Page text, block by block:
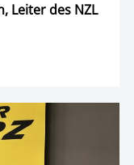
Leiter des NZL